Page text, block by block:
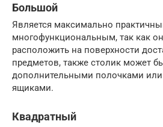
Большой
Является максимально
многофункциональным, так как
расположить на поверхности
предметов, также столик может
дополнительными полочками
ящиками.
Квадратный